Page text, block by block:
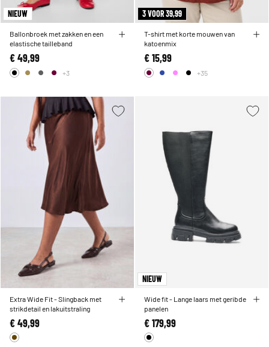
NIEUW
Ballonbroek met zakken en een
elastische tailleband
€ 49,99
+3
3 VOOR 39,99
T-shirt met korte mouwen van
katoenmix
€ 15,99
+35
Extra Wide Fit - Slingback met
strikdetail en lakuitstraling
€ 49,99
NIEUW
Wide fit - Lange laars met geribde
panelen
€ 179,99